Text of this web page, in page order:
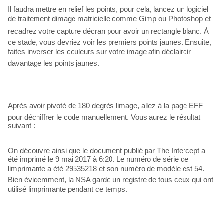
Il faudra mettre en relief les points, pour cela, lancez un logiciel
de traitement dimage matricielle comme Gimp ou Photoshop et
recadrez votre capture décran pour avoir un rectangle blanc. À
ce stade, vous devriez voir les premiers points jaunes. Ensuite,
faites inverser les couleurs sur votre image afin déclaircir
davantage les points jaunes.
Après avoir pivoté de 180 degrés limage, allez à la page EFF
pour déchiffrer le code manuellement. Vous aurez le résultat
suivant :
On découvre ainsi que le document publié par The Intercept a
été imprimé le 9 mai 2017 à 6:20. Le numéro de série de
limprimante a été 29535218 et son numéro de modèle est 54.
Bien évidemment, la NSA garde un registre de tous ceux qui ont
utilisé limprimante pendant ce temps.